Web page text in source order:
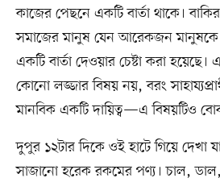
কাজের পেছনে একটি বার্তা থাকে।
সমাজের মানুষ যেন আরেকজন
একটি বার্তা দেওয়ার চেষ্টা করা হয়েছে।
কোনো লজ্জার বিষয় নয়, বরং
মানবিক একটি দায়িত্ব—এ বিষয়টিও
দুপুর ১২টার দিকে ওই হাটে গিয়ে দেখা
সাজানো হরেক রকমের পণ্য। চাল,